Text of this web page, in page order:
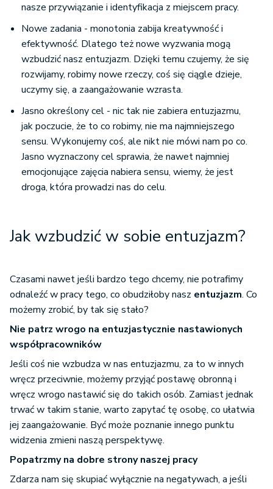
nasze przywiązanie i identyfikacja z miejscem pracy.
Nowe zadania - monotonia zabija kreatywność i
efektywność. Dlatego też nowe wyzwania mogą
wzbudzić nasz entuzjazm. Dzięki temu czujemy, że się
rozwijamy, robimy nowe rzeczy, coś się ciągle dzieje,
uczymy się, a zaangażowanie wzrasta.
Jasno określony cel - nic tak nie zabiera entuzjazmu,
jak poczucie, że to co robimy, nie ma najmniejszego
sensu. Wykonujemy coś, ale nikt nie mówi nam po co.
Jasno wyznaczony cel sprawia, że nawet najmniej
emocjonujące zajęcia nabiera sensu, wiemy, że jest
droga, która prowadzi nas do celu.
Jak wzbudzić w sobie entuzjazm?
Czasami nawet jeśli bardzo tego chcemy, nie potrafimy
odnaleźć w pracy tego, co obudziłoby nasz entuzjazm. Co
możemy zrobić, by tak się stało?
Nie patrz wrogo na entuzjastycznie nastawionych
współpracowników
Jeśli coś nie wzbudza w nas entuzjazmu, za to w innych
wręcz przeciwnie, możemy przyjąć postawę obronną i
wręcz wrogo nastawić się do takich osób. Zamiast jednak
trwać w takim stanie, warto zapytać tę osobę, co ułatwia
jej zaangażowanie. Być może poznanie innego punktu
widzenia zmieni naszą perspektywę.
Popatrzmy na dobre strony naszej pracy
Zdarza nam się skupiać wyłącznie na negatywach, a jeśli